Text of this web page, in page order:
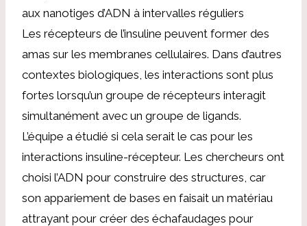
aux nanotiges d’ADN à intervalles réguliers
Les récepteurs de l’insuline peuvent former des
amas sur les membranes cellulaires. Dans d’autres
contextes biologiques, les interactions sont plus
fortes lorsqu’un groupe de récepteurs interagit
simultanément avec un groupe de ligands.
L’équipe a étudié si cela serait le cas pour les
interactions insuline-récepteur. Les chercheurs ont
choisi l’ADN pour construire des structures, car
son appariement de bases en faisait un matériau
attrayant pour créer des échafaudages pour